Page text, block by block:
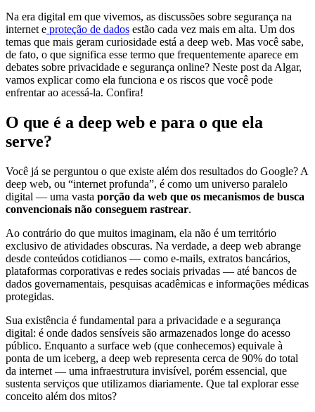
Na era digital em que vivemos, as discussões sobre segurança na
internet e proteção de dados estão cada vez mais em alta. Um dos
temas que mais geram curiosidade está a deep web. Mas você sabe,
de fato, o que significa esse termo que frequentemente aparece em
debates sobre privacidade e segurança online? Neste post da Algar,
vamos explicar como ela funciona e os riscos que você pode
enfrentar ao acessá-la. Confira!
O que é a deep web e para o que ela
serve?
Você já se perguntou o que existe além dos resultados do Google? A
deep web, ou “internet profunda”, é como um universo paralelo
digital — uma vasta porção da web que os mecanismos de busca
convencionais não conseguem rastrear.
Ao contrário do que muitos imaginam, ela não é um território
exclusivo de atividades obscuras. Na verdade, a deep web abrange
desde conteúdos cotidianos — como e-mails, extratos bancários,
plataformas corporativas e redes sociais privadas — até bancos de
dados governamentais, pesquisas acadêmicas e informações médicas
protegidas.
Sua existência é fundamental para a privacidade e a segurança
digital: é onde dados sensíveis são armazenados longe do acesso
público. Enquanto a surface web (que conhecemos) equivale à
ponta de um iceberg, a deep web representa cerca de 90% do total
da internet — uma infraestrutura invisível, porém essencial, que
sustenta serviços que utilizamos diariamente. Que tal explorar esse
conceito além dos mitos?